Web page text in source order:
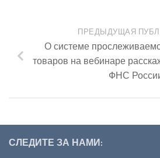
ПРЕДЫДУЩАЯ
О системе
товаров на вебинаре
ФНС
СЛЕДИТЕ ЗА НАМИ: